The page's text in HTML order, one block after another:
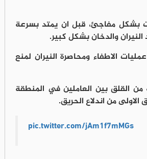
بشكل مفاجئ، قبل ان يمتد بسرعة
والدخان بشكل كبير.
الاطفاء ومحاصرة النيران لمنع
القلق بين العاملين في المنطقة
من اندلاع الحريق.
pic.twitter.com/jAm1f7mMGs